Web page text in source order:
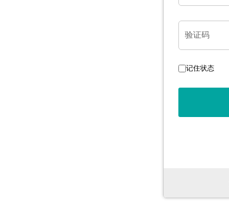
验证码
记住状态